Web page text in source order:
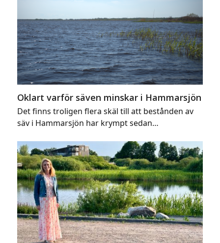
Oklart varför säven minskar i Hammarsjön
Det finns troligen flera skäl till att bestånden av
säv i Hammarsjön har krympt sedan…